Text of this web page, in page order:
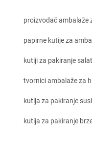
proizvođač ambalaže
papirne kutije za
kutiji za pakiranje
tvornici ambalaže za
kutija za pakiranje
kutija za pakiranje